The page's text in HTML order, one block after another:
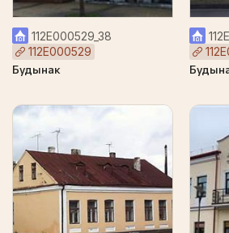
112Е000529_38
112Е000529
Будынак